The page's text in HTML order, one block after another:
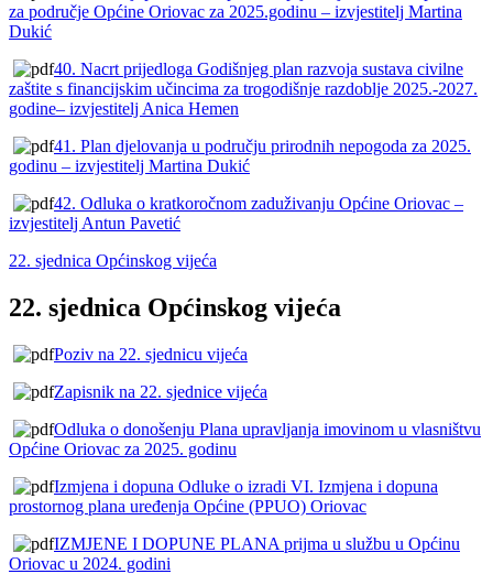
za područje Općine Oriovac za 2025.godinu – izvjestitelj Martina
Dukić
40. Nacrt prijedloga Godišnjeg plan razvoja sustava civilne
zaštite s financijskim učincima za trogodišnje razdoblje 2025.-2027.
godine– izvjestitelj Anica Hemen
41. Plan djelovanja u području prirodnih nepogoda za 2025.
godinu – izvjestitelj Martina Dukić
42. Odluka o kratkoročnom zaduživanju Općine Oriovac –
izvjestitelj Antun Pavetić
22. sjednica Općinskog vijeća
22. sjednica Općinskog vijeća
Poziv na 22. sjednicu vijeća
Zapisnik na 22. sjednice vijeća
Odluka o donošenju Plana upravljanja imovinom u vlasništvu
Općine Oriovac za 2025. godinu
Izmjena i dopuna Odluke o izradi VI. Izmjena i dopuna
prostornog plana uređenja Općine (PPUO) Oriovac
IZMJENE I DOPUNE PLANA prijma u službu u Općinu
Oriovac u 2024. godini